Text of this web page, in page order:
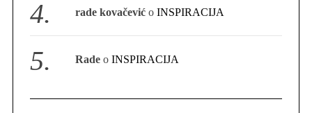
rade kovačević oINSPIRACIJA
Rade oINSPIRACIJA